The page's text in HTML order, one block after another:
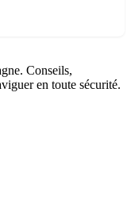
Conseils,
en toute sécurité.